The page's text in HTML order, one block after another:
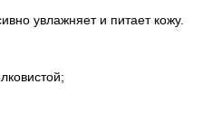
увлажняет и питает кожу.